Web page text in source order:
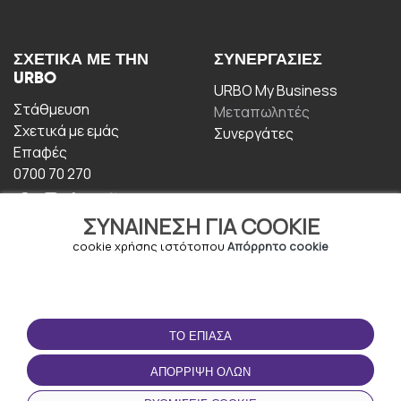
ΣΥΝΑΊΝΕΣΗ ΓΙΑ COOKIE
cookie χρήσης ιστότοπου Απόρρητο cookie
ΤΟ ΈΠΙΑΣΑ
ΑΠΌΡΡΙΨΗ ΌΛΩΝ
ΣΧΕΤΙΚΆ ΜΕ ΤΗΝ
URBO
Στάθμευση
Σχετικά με εμάς
Επαφές
0700 70 270
ΣΥΝΕΡΓΑΣΊΕΣ
URBO My Business
Μεταπωλητές
Συνεργάτες
ΟΡΟΙ ΧΡΉΣΗΣ
Οροι και Προϋποθέσεις
Πολιτική απορρήτου
ΚΑΤΕΒΆΣΤΕ ΤΗΝ
ΕΦΑΡΜΟΓΉ